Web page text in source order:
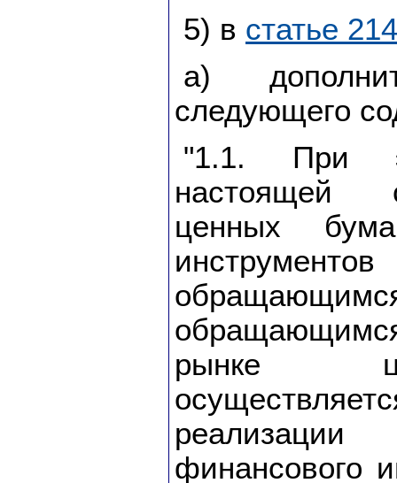
5) в статье
а)
следующего
"1.1. При
настоящей
ценных
рынке
финансового